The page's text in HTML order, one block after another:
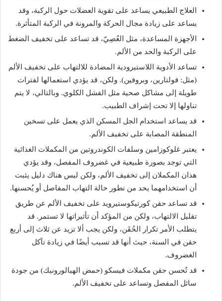
العلاج
الطبيعي يساعد على تقوية العضلات حول الركبة، وقد
يساعد على زيادة مجال الحركة والمرونة في الركبة المتأثرة.
الأجهزة
المساعدة، مثل العُصِيّ، قد تساعد على تخفيف
الضغط
على
الركبة والحد من الألم.
تساعد
الأدوية اللاستيرودية المضادة للالتهاب على تخفيف
الألم
(مثل: فولتارين، وبروفين). ولكن، قد يؤدي استعمالها لفترات
طويلة
إلى مشاكل صحية مثل الفشل الكلوي. وبالتالي، لا يتم
تناولها
إلا تحت إشراف الطبيب.
قد يساعد استخدام الجل المسكن الذي يعمل على تسخين
المنطقة
المصابة على تخفيف الألم.
يعتبر غلوكوزامين وسلفات الكوندروتين من المكملات
الغذائية
التي توجد بصورة طبيعية في غضروف المفصل، وقد يؤدي
هذان
المكملان إلى تخفيف الألم، ولكن ليس هناك دليل يثبت
أن
استخدامهما يحد من تطور حالة التهاب المفاصل أو يُحسنها.
قد تساعد حقن كورتيكوستيرويد على تخفيف الألم عن طريق
تقليل
الالتهاب، ولكن من المؤكد أن تأثيراتها لا تستمر . قد
يتطلب
الأمر تكرار الحُقَن، ولكن يجب ألا تزيد عن ثلاث إلى أربع
حقن في السنة، حيث أنها قد تسبب أيضًا في زيادة تآكل
الغضروف.
قد تُحسن حقن مكملات فيسكو (حمض الهيالورونيك) من جودة
سائل
المفصل وتساعد على تخفيف الألم.